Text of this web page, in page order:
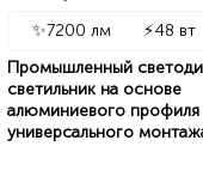
✨7200 лм ⚡48 вт
Промышленный
светильник на основе
алюминиевого профиля
универсального